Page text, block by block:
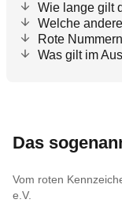
Wie lange gilt
Welche
Rote
Was gilt im
Das
Vom roten
e.V.